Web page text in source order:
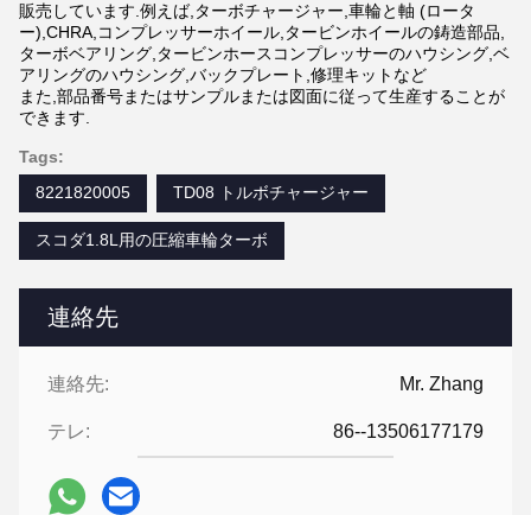
連絡先
連絡先: Mr. Zhang
テレ: 86--13506177179
販売しています.例えば,ターボチャージャー,車輪と軸 (ロータ
ー),CHRA,コンプレッサーホイール,タービンホイールの鋳造部品,
ターボベアリング,タービンホースコンプレッサーのハウシング,ベ
アリングのハウシング,バックプレート,修理キットなど
また,部品番号またはサンプルまたは図面に従って生産することが
できます.
Tags:
8221820005
TD08 トルボチャージャー
スコダ1.8L用の圧縮車輪ターボ